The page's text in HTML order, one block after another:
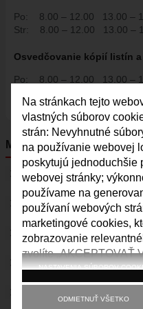
ŠPORT
HK VAJNORY
ŠK VAJNORY
DOM KULTÚRY VAJNORY
ĽUDOVÝ DOM
DOM SMÚTKU
DRUŽBA
MAPY
ULICE VO VAJNOROCH
KAM VO VAJNOROCH
VAJNORSKÝ ĽUDOVÝ DOM
VAJNORSKÉ RYBNÍKY
Po: 8.00 – 12.00
13.00 –
Str:
8.00 – 12.00 13.00 –
Osvedčovanie kópií listín
Po: 8.00 – 12.00
13.00 –
Pia:
8.00 – 12.00
MENU
MAPY
ODKAZ PRE STAROSTU
DOM KULTÚRY
VAJNORSKÉ NOVINKY
KVALITA OVZDUŠIA
Na stránkach tejto
vlastných súborov
strán: Nevyhnutné
na používanie webovej
poskytujú jednoduchšie
webovej stránky;
používame na
používaní webových
marketingové cookies,
zobrazovanie
zvolíte „AKCEPTOVAŤ
používaním všetkých
súborov cookie môžete
súhlas do budúcnosti
NASTAVENIA SÚBOROV
ODMIETNUŤ VŠETKO